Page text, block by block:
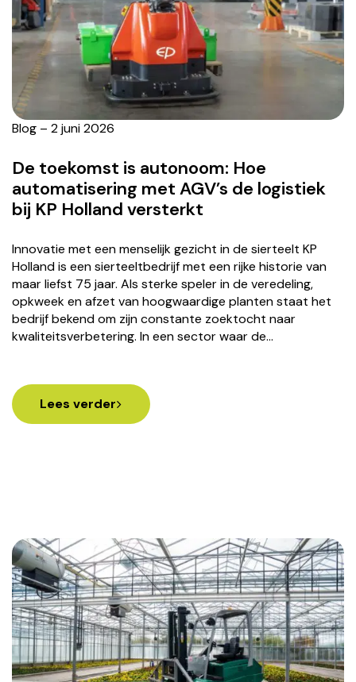
De toekomst is autonoom: Hoe
automatisering met AGV’s de logistiek
bij KP Holland versterkt
Blog – 2 juni 2026
Innovatie met een menselijk gezicht in de sierteelt KP
Holland is een sierteeltbedrijf met een rijke historie van
maar liefst 75 jaar. Als sterke speler in de veredeling,
opkweek en afzet van hoogwaardige planten staat het
bedrijf bekend om zijn constante zoektocht naar
kwaliteitsverbetering. In een sector waar de…
Lees verder